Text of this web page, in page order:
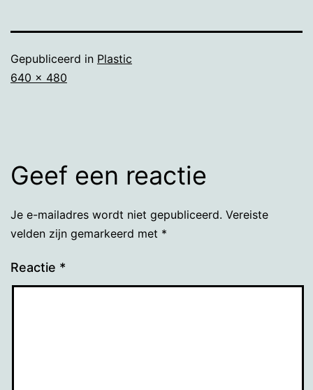
Gepubliceerd in Plastic
Volledige
640 × 480
Geef een reactie
Je e-mailadres wordt niet gepubliceerd. Vereiste
velden zijn gemarkeerd met *
Reactie *